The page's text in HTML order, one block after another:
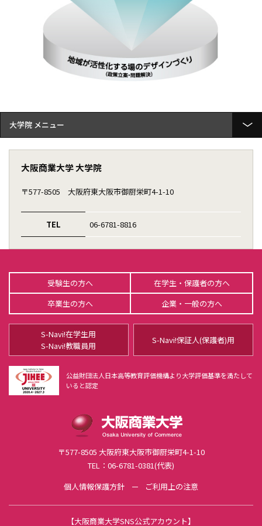
大学院
大学院概要
研究科紹介
地域経済政策専攻
地域経済政策専攻の特色
地域経済政策専攻の3つのポリシーについて
修了後の進路
博士後期課程
経営革新専攻
学位論文と研究
教員紹介
在学生・修了生紹介
公開講座・研究講座
大阪商業大学 大学院
〒577-8505 大阪府東大阪市御厨栄町4-1-10
TEL 06-6781-8816
〒577-8505 大阪府東大阪市御厨栄町4-1-10
TEL：06-6781-0381(代表)
個人情報保護方針
ご利用上の注意
【 大阪商業大学SNS公式アカウント】
受験生の方へ
在学生・保護者の方へ
卒業生の方へ
企業・一般の方へ
S-Navi!在学生用
S-Navi!教職員用
S-Navi!保証人(保護者)用
公益財団法人日本高等教育評価機構より大学評価基準を満たして
いると認定